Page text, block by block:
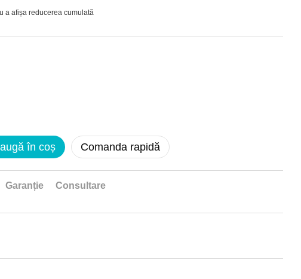
a afișa reducerea cumulată
în coș Comanda rapidă
Garanție Consultare